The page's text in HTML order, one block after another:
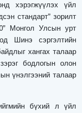
хэрэгжүүлэх үйл
стандарт” зорилт
Монгол Улсын урт
Шинэ сэргэлтийн
хангах талаар
бодлогын олон
үнэлгээний талаар
бүхий л үйл